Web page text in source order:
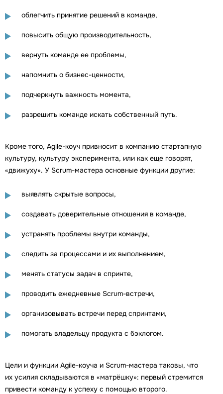
облегчить принятие решений в команде,
повысить общую производительность,
вернуть команде ее проблемы,
напомнить о бизнес-ценности,
подчеркнуть важность момента,
разрешить команде искать собственный путь.
Кроме того, Agile-коуч привносит в компанию стартапную
культуру, культуру эксперимента, или как еще говорят,
«движуху». У Scrum-мастера основные функции другие:
выявлять скрытые вопросы,
создавать доверительные отношения в команде,
устранять проблемы внутри команды,
следить за процессами и их выполнением,
менять статусы задач в спринте,
проводить ежедневные Scrum-встречи,
организовывать встречи перед спринтами,
помогать владельцу продукта с бэклогом.
Цели и функции Agile-коуча и Scrum-мастера таковы, что
их усилия складываются в «матрёшку»: первый стремится
привести команду к успеху с помощью второго.